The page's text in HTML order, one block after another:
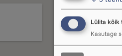
Lülita kõik
Kasutage